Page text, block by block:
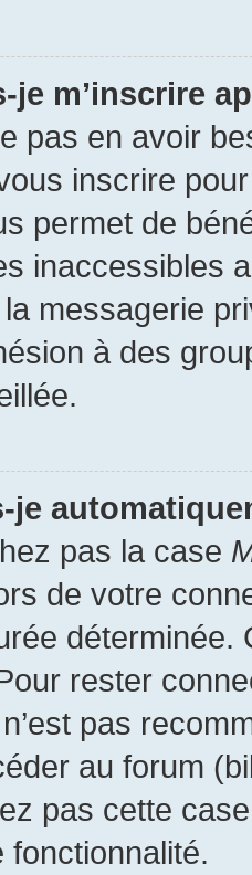
je m’inscrire
pas en avoir
inscrire
permet de
inaccessibles
messagerie
à des
je
pas la case
de votre
déterminée.
rester
pas
au forum
pas cette
fonctionnalité.